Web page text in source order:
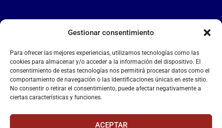
Gestionar consentimiento
Para ofrecer las mejores experiencias, utilizamos tecnologías como las
cookies para almacenar y/o acceder a la información del dispositivo. El
consentimiento de estas tecnologías nos permitirá procesar datos como el
comportamiento de navegación o las identificaciones únicas en este sitio.
No consentir o retirar el consentimiento, puede afectar negativamente a
ciertas características y funciones.
ACEPTAR
LA FALANGE
Reproductor
de
vídeo